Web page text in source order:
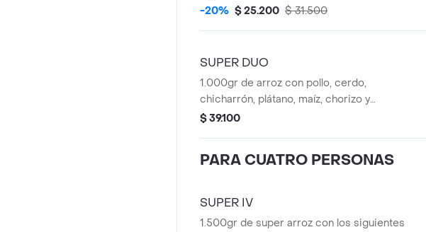
maduro - Maíz - Chicharrón
-20% $ 25.200 $ 31.500
SUPER DUO
1.000gr de arroz con pollo, cerdo,
chicharrón, plátano, maíz, chorizo y
costilla.
$ 39.100
PARA CUATRO PERSONAS
SUPER IV
1.500gr de super arroz con los siguientes